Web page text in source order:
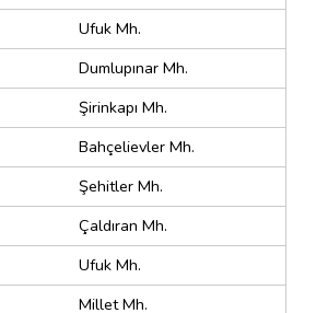
Ufuk Mh.
Dumlupınar Mh.
Şirinkapı Mh.
Bahçelievler Mh.
Şehitler Mh.
Çaldıran Mh.
Ufuk Mh.
Millet Mh.